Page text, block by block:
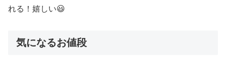
れる！嬉しい😃
気になるお値段